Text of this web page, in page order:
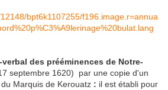
bpt6k1107255/f196.image.r=annua
verbal des prééminences de Notre-
septembre 1620) par une copie d'un
Marquis de Kerouatz : il est établi pour